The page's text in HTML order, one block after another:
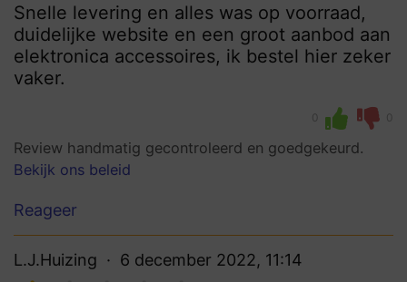
Snelle levering en alles was op voorraad,
duidelijke website en een groot aanbod aan
elektronica accessoires, ik bestel hier zeker
vaker.
0 0
Review handmatig gecontroleerd en goedgekeurd.
Bekijk ons beleid
Reageer
L.J.Huizing 6 december 2022, 11:14